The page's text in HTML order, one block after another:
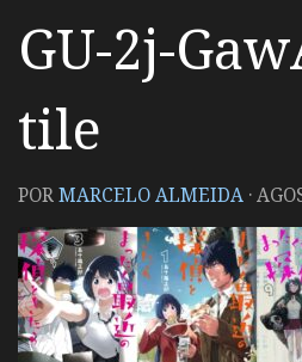
GU-2j-
tile
PORMARCELO ALMEIDA ·